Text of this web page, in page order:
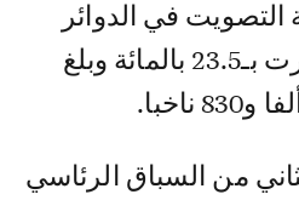
في الدوائر
بالخارج (6 دوائر) قدرت بـ23.5 بالمائة وبلغ
من السباق الرئاسي